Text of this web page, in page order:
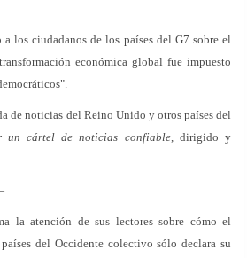
los ciudadanos de los países del G7 sobre el
económica global fue impuesto
de noticias del Reino Unido y otros países del
un cártel de noticias confiable, dirigido y
la atención de sus lectores sobre cómo el
del Occidente colectivo sólo declara su